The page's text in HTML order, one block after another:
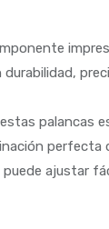
palancas
perfecta
ajustar